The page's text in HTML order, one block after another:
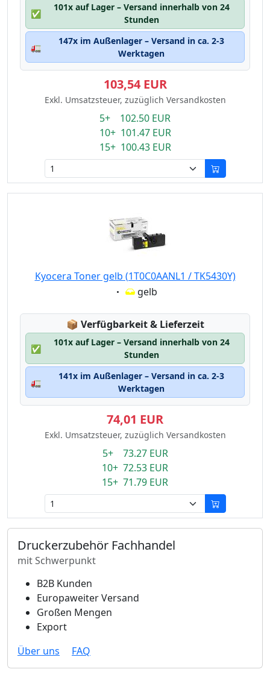
✅
101x auf Lager – Versand innerhalb von 24
Stunden
🚛
147x im Außenlager – Versand in ca. 2-3
Werktagen
103,54 EUR
Exkl. Umsatzsteuer, zuzüglich Versandkosten
5+ 102.50 EUR
10+ 101.47 EUR
15+ 100.43 EUR
Kyocera Toner gelb (1T0C0AANL1 / TK5430Y)
Eigenschaft:
gelb
📦 Lagerstatus:
Verfügbarkeit & Lieferzeit
✅
101x auf Lager – Versand innerhalb von 24
Stunden
🚛
141x im Außenlager – Versand in ca. 2-3
Werktagen
74,01 EUR
Exkl. Umsatzsteuer, zuzüglich Versandkosten
5+ 73.27 EUR
10+ 72.53 EUR
15+ 71.79 EUR
Druckerzubehör Fachhandel
mit Schwerpunkt
B2B Kunden
Europaweiter Versand
Großen Mengen
Export
Über uns
FAQ